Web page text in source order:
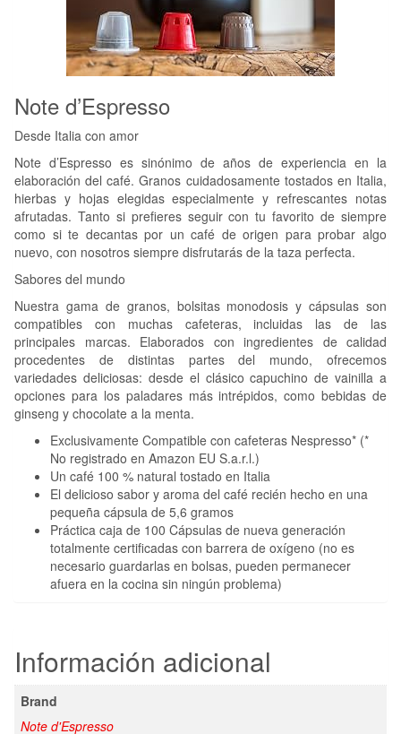
Note d’Espresso
Desde Italia con amor
Note d’Espresso es sinónimo de años de experiencia en la
elaboración del café. Granos cuidadosamente tostados en Italia,
hierbas y hojas elegidas especialmente y refrescantes notas
afrutadas. Tanto si prefieres seguir con tu favorito de siempre
como si te decantas por un café de origen para probar algo
nuevo, con nosotros siempre disfrutarás de la taza perfecta.
Sabores del mundo
Nuestra gama de granos, bolsitas monodosis y cápsulas son
compatibles con muchas cafeteras, incluidas las de las
principales marcas. Elaborados con ingredientes de calidad
procedentes de distintas partes del mundo, ofrecemos
variedades deliciosas: desde el clásico capuchino de vainilla a
opciones para los paladares más intrépidos, como bebidas de
ginseng y chocolate a la menta.
Exclusivamente Compatible con cafeteras Nespresso* (*
No registrado en Amazon EU S.a.r.l.)
Un café 100 % natural tostado en Italia
El delicioso sabor y aroma del café recién hecho en una
pequeña cápsula de 5,6 gramos
Práctica caja de 100 Cápsulas de nueva generación
totalmente certificadas con barrera de oxígeno (no es
necesario guardarlas en bolsas, pueden permanecer
afuera en la cocina sin ningún problema)
Información adicional
Brand
Note d'Espresso